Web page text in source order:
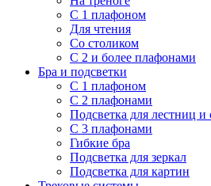
С 1 плафоном
Для чтения
Со столиком
С 2 и более плафонами
Бра и подсветки
С 1 плафоном
С 2 плафонами
Подсветка для лестниц и
С 3 плафонами
Гибкие бра
Подсветка для зеркал
Подсветка для картин